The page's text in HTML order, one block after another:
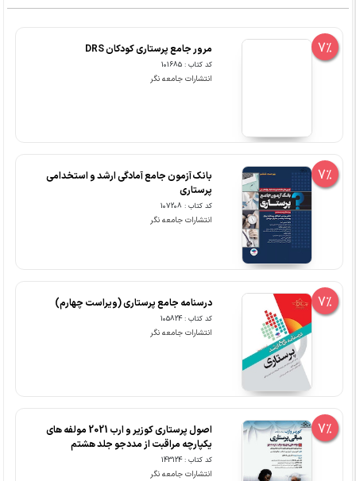
7% مرور جامع پرستاری کودکان DRS
کد کتاب : 101685
انتشارات جامعه نگر
7%
بانک آزمون جامع آمادگی ارشد و استخدامی
پرستاری
کد کتاب : 107208
انتشارات جامعه نگر
7% درسنامه جامع پرستاری (ویراست چهارم)
کد کتاب : 105824
انتشارات جامعه نگر
7%
اصول پرستاری کوزیر و ارب 2021 مولفه های
یکپارچه مراقبت از مددجو جلد هشتم
کد کتاب : 143124
انتشارات جامعه نگر